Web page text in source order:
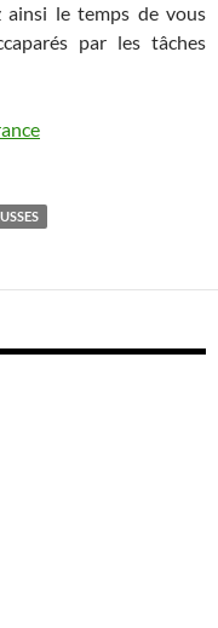
ainsi le temps de vous
par les tâches